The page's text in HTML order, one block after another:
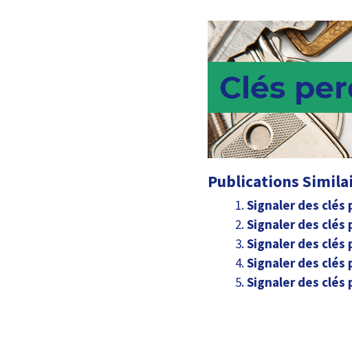
Publications
Signaler des clés
Signaler des clés
Signaler des clés
Signaler des clés
Signaler des clés